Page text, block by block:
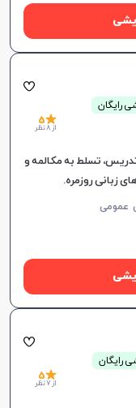
رایگان
5
از 8 نظر
بیش از ۱۰ سال سابقه تدریس، تسلط به مکالمه و
زبانی روزمره.
عمومی
رایگان
5
از 7 نظر